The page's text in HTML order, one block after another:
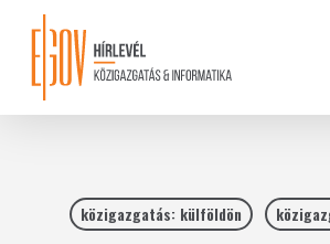
content
közigazgatás: külföldön